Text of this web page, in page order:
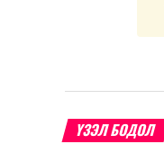
ҮЗЭЛ БОДОЛ